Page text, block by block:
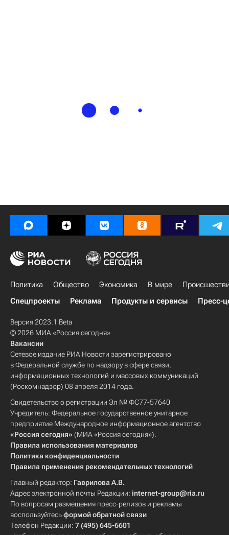
Политика Общество Экономика В мире
Спецпроекты
Реклама Продукты и сервисы Пресс-
Версия 2023.1 Beta
© 2026 МИА «Россия сегодня»
Вакансии
Сетевое издание РИА Новости зарегистрировано
в Федеральной службе по надзору в сфере связи,
информационных технологий и массовых коммуникаций
(Роскомнадзор) 08 апреля 2014 года.
Свидетельство о регистрации Эл № ФС77-57640
Учредитель: Федеральное государственное унитарное
предприятие Международное информационное агентство
«Россия сегодня» (МИА «Россия сегодня»).
Правила использования материалов
Политика конфиденциальности
Правила применения рекомендательных технологий
Главный редактор: Гаврилова А.В.
Адрес электронной почты Редакции: internet-group@ria.ru
По вопросам размещения пресс-релизов и рекламы
воспользуйтесьформой обратной связи
Телефон Редакции: 7 (495) 645-6601